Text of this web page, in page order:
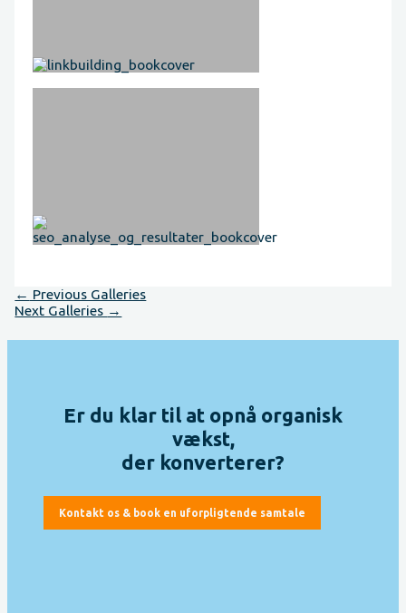
Post
navigation
← Previous Galleries
Next Galleries →
Er du klar til at opnå organisk
vækst,
der konverterer?
Kontakt os & book en uforpligtende samtale